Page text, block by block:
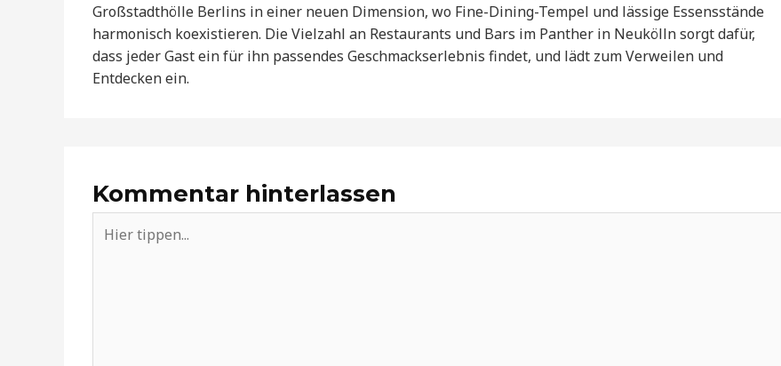
Großstadthölle Berlins in einer neuen Dimension, wo Fine-Dining-Tempel und lässige Essensstände
harmonisch koexistieren. Die Vielzahl an Restaurants und Bars im Panther in Neukölln sorgt dafür,
dass jeder Gast ein für ihn passendes Geschmackserlebnis findet, und lädt zum Verweilen und
Entdecken ein.
Kommentar hinterlassen
tippen...